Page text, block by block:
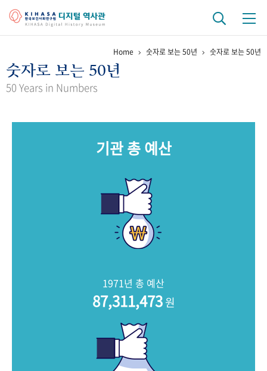
걸어온 길 기관 변천사 역대 기관장
키워드로 보는 연구 역사
문서 기록물 행정박물
Home 숫자로 보는 50년 숫자로 보는 50년
숫자로 보는 50년
50 Years in Numbers
기관 총 예산
1971년 총 예산
87,311,473원